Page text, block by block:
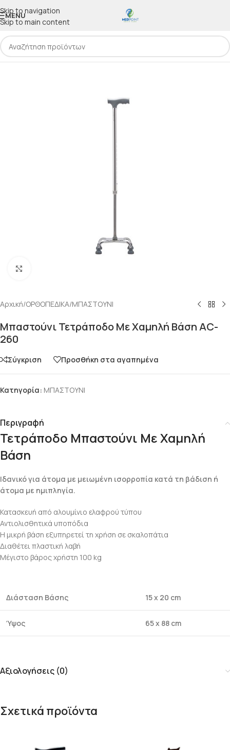
Skip to navigation
Skip to main content
MENU
Αρχική/ΟΡΘΟΠΕΔΙΚΑ/ΜΠΑΣΤΟΥΝΙ
Μπαστούνι Τετράποδο Με Χαμηλή Βάση AC-
260
Σύγκριση Προσθήκη στα αγαπημένα
Κατηγορία: ΜΠΑΣΤΟΥΝΙ
Περιγραφή
Τετράποδο Μπαστούνι Με Χαμηλή
Βάση
Ιδανικό για άτομα με μειωμένη ισορροπία κατά τη βάδιση ή
άτομα με ημιπληγία.
Κατασκευή από αλουμίνιο ελαφρού τύπου
Αντιολισθητικά υποπόδια
Η μικρή βάση εξυπηρετεί τη χρήση σε σκαλοπάτια
Διαθέτει πλαστική λαβή
Μέγιστο βάρος χρήστη 100 kg
Διάσταση Βάσης 15 x 20 cm
Ύψος 65 x 88 cm
Αξιολογήσεις (0)
Σχετικά προϊόντα